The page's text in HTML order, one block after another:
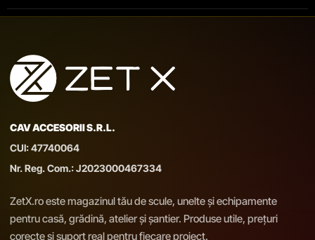
CAV ACCESORII S.R.L.
CUI: 47740064
Nr. Reg. Com.: J2023000467334
ZetX.ro este magazinul tău de scule, unelte și echipamente
pentru casă, grădină, atelier și șantier. Produse utile, prețuri
corecte și suport real pentru fiecare proiect.